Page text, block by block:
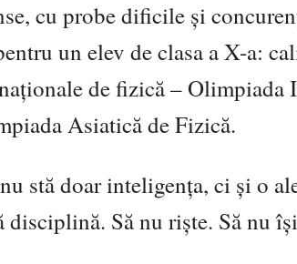
cu probe dificile și
un elev de clasa a X-a:
de fizică –Olimpiada
Asiatică de Fizică.
stă doar inteligența, ci și o
disciplină. Să nu riște. Să nu